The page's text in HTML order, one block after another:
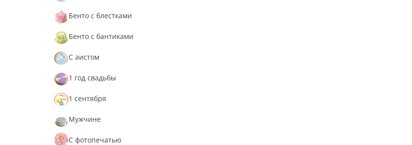
Бенто с блестками
Бенто с бантиками
С аистом
1 год свадьбы
1 сентября
Мужчине
С фотопечатью